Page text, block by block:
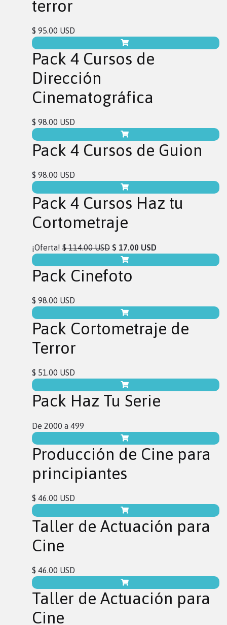
terror
$ 95.00 USD
Pack 4 Cursos de
Dirección
Cinematográfica
$ 98.00 USD
Pack 4 Cursos de Guion
$ 98.00 USD
Pack 4 Cursos Haz tu
Cortometraje
¡Oferta! $ 114.00 USD $ 17.00 USD
Pack Cinefoto
$ 98.00 USD
Pack Cortometraje de
Terror
$ 51.00 USD
Pack Haz Tu Serie
De 2000 a 499
Producción de Cine para
principiantes
$ 46.00 USD
Taller de Actuación para
Cine
$ 46.00 USD
Taller de Actuación para
Cine